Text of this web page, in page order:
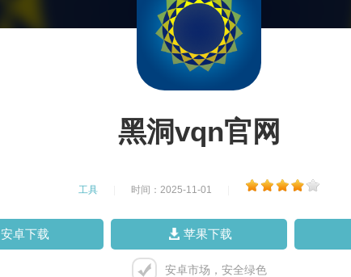
黑洞vqn官网
工具 时间：2025-11-01
安卓下载 苹果下载
安卓市场，安全绿色